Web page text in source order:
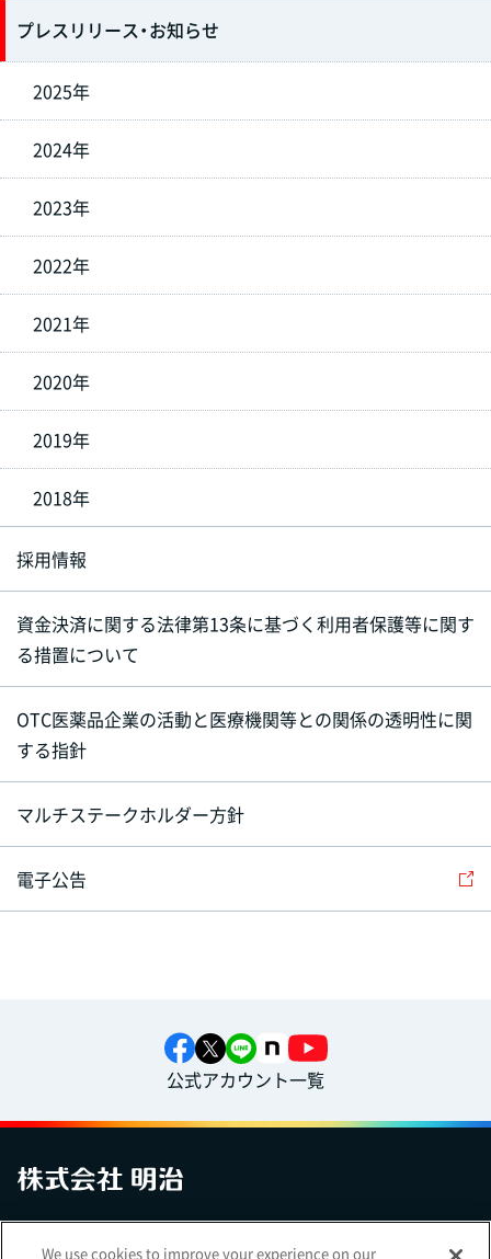
プレスリリース・お知らせ
2025年
2024年
2023年
2022年
2021年
2020年
2019年
2018年
採用情報
資金決済に関する法律第13条に基づく利用者保護等に関す
る措置について
OTC医薬品企業の活動と医療機関等との関係の透明性に関
する指針
マルチステークホルダー方針
電子公告
公式アカウント一覧
We use cookies to improve your experience on our